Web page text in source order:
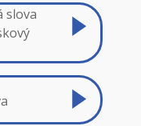
slova